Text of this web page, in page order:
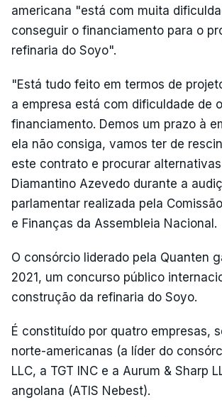
americana "está com muita
conseguir o financiamento para o
refinaria do Soyo".
"Está tudo feito em termos de
a empresa está com dificuldade de
financiamento. Demos um prazo à
ela não consiga, vamos ter de
este contrato e procurar
Diamantino Azevedo durante a
parlamentar realizada pela
e Finanças da Assembleia Nacional.
O consórcio liderado pela Quanten
2021, um concurso público
construção da refinaria do Soyo.
É constituído por quatro empresas,
norte-americanas (a líder do
LLC, a TGT INC e a Aurum & Sharp
angolana (ATIS Nebest).